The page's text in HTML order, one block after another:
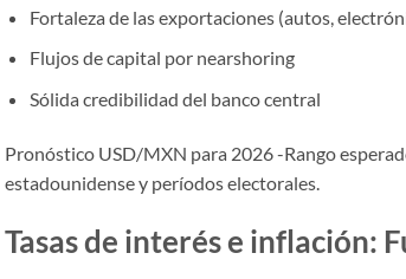
Fortaleza de las exportaciones (autos,
Flujos de capital por nearshoring
Sólida credibilidad del banco central
Pronóstico USD/MXN para 2026 -Rango
estadounidense y períodos electorales.
Tasas de interés e inflación: